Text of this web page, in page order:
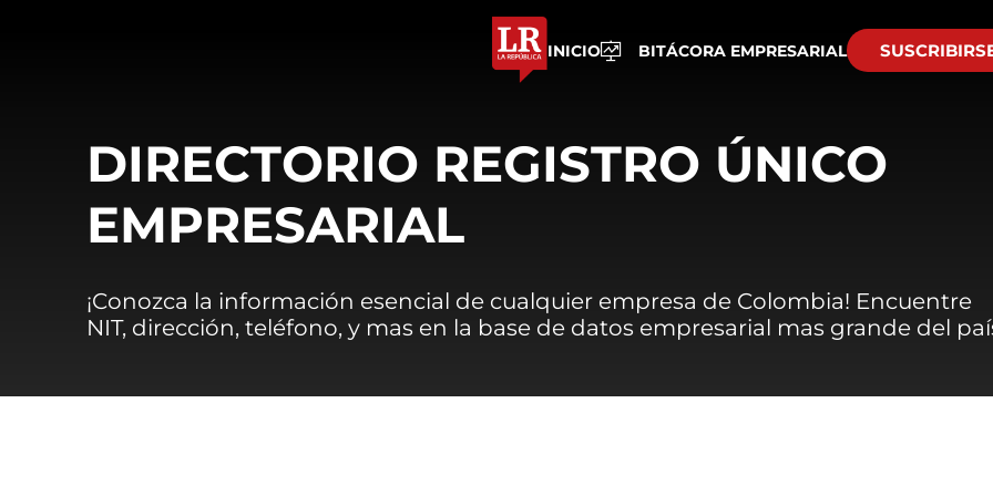
INICIO BITÁCORA EMPRESARIAL
DIRECTORIO REGISTRO ÚNICO
EMPRESARIAL
¡Conozca la información esencial de cualquier empresa de Colombia! Encuentre
NIT, dirección, teléfono, y mas en la base de datos empresarial mas grande del